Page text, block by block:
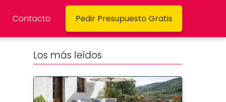
Contacto Pedir Presupuesto Gratis
Los más leídos